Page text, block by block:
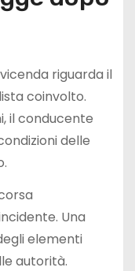
riguarda il
coinvolto.
il conducente
delle
Una
elementi
autorità.